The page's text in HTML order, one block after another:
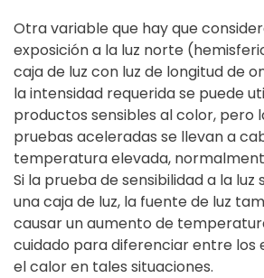
Otra variable que hay que
exposición a la luz norte
caja de luz con luz de longitud de
la intensidad requerida se puede
productos sensibles al color, pero
pruebas aceleradas se llevan a
temperatura elevada,
Si la prueba de sensibilidad a la luz
una caja de luz, la fuente de luz
causar un aumento de
cuidado para diferenciar entre los
el calor en tales situaciones.